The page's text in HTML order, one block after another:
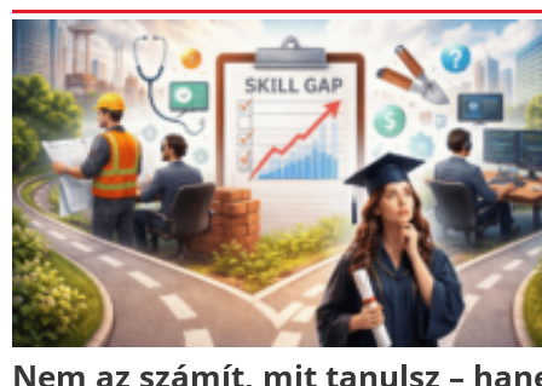
Nem az számít, mit tanulsz –